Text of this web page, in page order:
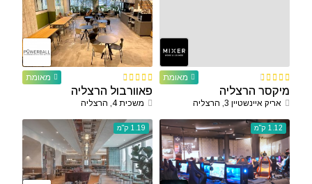
מאומת
מיקסר הרצליה
אריק איינשטיין 3, הרצליה
מאומת
פאוורבול הרצליה
משכית 4, הרצליה
1.12 ק"מ 1.19 ק"מ